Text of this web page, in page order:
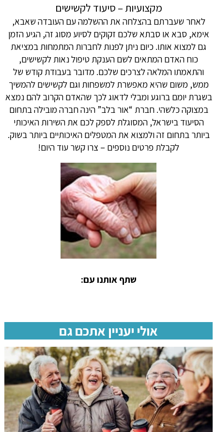
מקצועיות – סיעוד לקשישים
לאחר שעברתם בהצלחה את ההשלמה עם העובדה שאבא,
אימא, סבא או סבתא שלכם זקוקים לסיוע מסוג זה, הגיע הזמן
גם למצוא אותו. כיום ניתן לפנות לחברות המתמחות במציאת
כוח האדם המתאים לשם הענקת טיפול נאות לקשישים,
והתאמתו המלאה לצרכים שלכם. מדובר בעבודת קודש של
ממש, משום שהיא מאפשרת למשפחות וגם לקשישים להמשיך
בשגרת יומם ברוגע ומבלי לדאוג לכך שהאדם הקרוב להם נמצא
במצוקה כלשהי. חברת “אור בלב” הינה חברה מובילה בתחום
הסיעוד בישראל, המסוגלת לספק לכם את השירות האיכותי
ביותר בתחום זה ולמצוא את המטפלים האיכותיים ביותר בשוק.
לקבלת פרטים נוספים – צרו קשר עוד היום!
שתף אותנו עם:
אולי יעניין אתכם גם